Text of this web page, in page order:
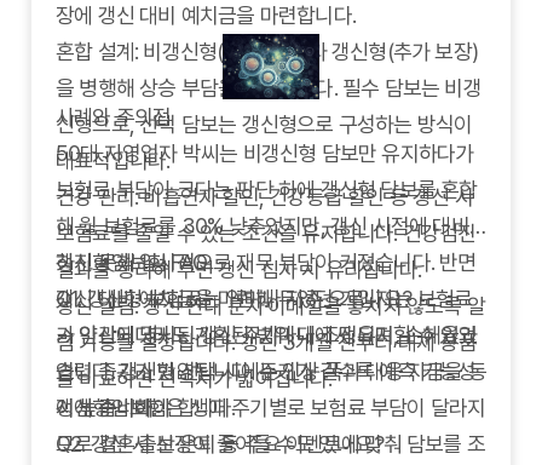
장에 갱신 대비 예치금을 마련합니다.
혼합 설계: 비갱신형(기본 보장)과 갱신형(추가 보장)
을 병행해 상승 부담을 분산합니다. 필수 담보는 비갱
신형으로, 선택 담보는 갱신형으로 구성하는 방식이
대표적입니다.
건강 관리: 비흡연자 할인, 건강등급 할인 등 갱신 시
보험료를 줄일 수 있는 조건을 유지합니다. 건강검진
결과를 정리해 두면 갱신 심사 시 유리합니다.
갱신 알림: 갱신 안내 문자·이메일을 놓치지 않도록 알
림 기능을 설정합니다. 갱신 3개월 전부터 대체 상품
을 비교하면 선택지가 넓어집니다.
사례와 주의점
50대 자영업자 박씨는 비갱신형 담보만 유지하다가
보험료 부담이 크다는 판단 하에 갱신형 담보를 혼합
해 월 보험료를 30% 낮추었지만, 갱신 시점에 대비
하지 못해 일시적으로 재무 부담이 커졌습니다. 반면
갱신 대비 예치금을 마련해 두었던 가입자는 보험료
가 인상되더라도 계획된 범위 내에서 유지할 수 있었
습니다. 갱신형 선택 시에는 인상 폭과 대응 자금을 동
시에 준비해야 합니다.
갱신형암보험 FAQ
Q1.갱신형 보험료는 얼마나 자주 오르나요?
→ 약관에 명시된 갱신 주기마다 조정되며, 손해율과
연령 증가가 반영됩니다. 주기가 길수록 예측 가능성
이 높습니다.
Q2.갱신 시 보장이 줄어들 수도 있나요?
갱신형암보험은 생애 주기별로 보험료 부담이 달라지
므로 결혼·출산·은퇴 등 주요 이벤트에 맞춰 담보를 조